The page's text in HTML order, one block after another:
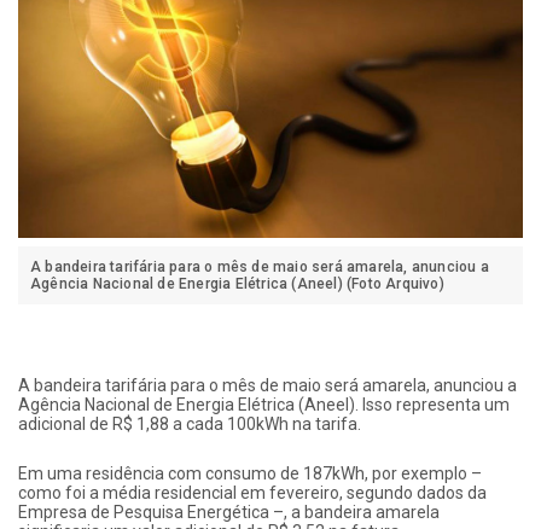
A bandeira tarifária para o mês de maio será amarela, anunciou a
Agência Nacional de Energia Elétrica (Aneel) (Foto Arquivo)
A bandeira tarifária para o mês de maio será amarela, anunciou a
Agência Nacional de Energia Elétrica (Aneel). Isso representa um
adicional de R$ 1,88 a cada 100kWh na tarifa.
Em uma residência com consumo de 187kWh, por exemplo –
como foi a média residencial em fevereiro, segundo dados da
Empresa de Pesquisa Energética –, a bandeira amarela